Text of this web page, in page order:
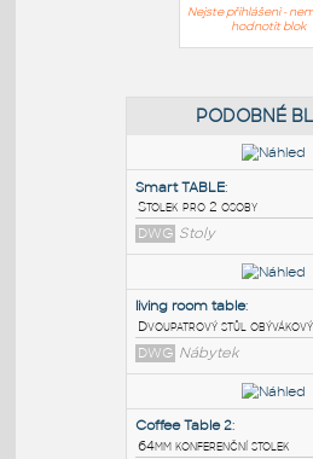
Nejste přihlášeni -
hodnotit blok
Smart TABLE:
Stolek pro 2 osoby
DWG Stoly